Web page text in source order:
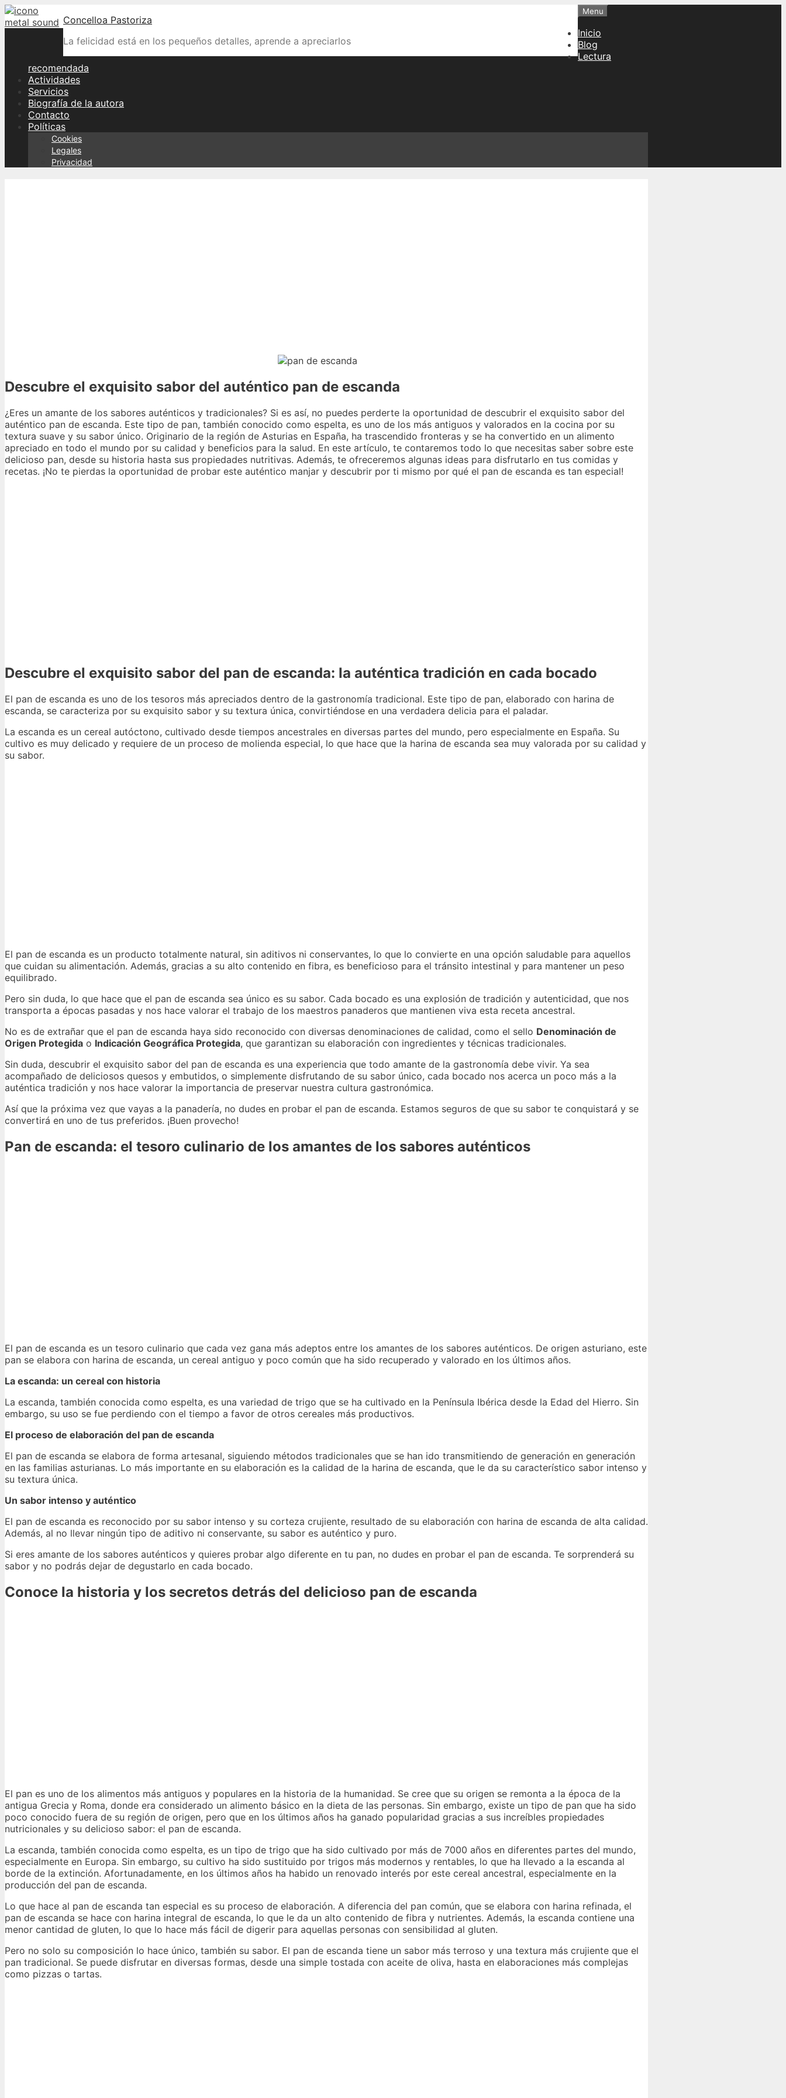
Skip
to
Concelloa Pastoriza
La felicidad está en los pequeños detalles, aprende a apreciarlos
Menu
Inicio
Blog
Lectura
recomendada
Actividades
Servicios
Biografía de la autora
Contacto
Políticas
Cookies
Legales
Privacidad
Descubre el exquisito sabor del auténtico pan de escanda
¿Eres un amante de los sabores auténticos y tradicionales? Si es así, no puedes perderte la oportunidad de descubrir el exquisito sabor del
auténtico pan de escanda. Este tipo de pan, también conocido como espelta, es uno de los más antiguos y valorados en la cocina por su
textura suave y su sabor único. Originario de la región de Asturias en España, ha trascendido fronteras y se ha convertido en un alimento
apreciado en todo el mundo por su calidad y beneficios para la salud. En este artículo, te contaremos todo lo que necesitas saber sobre este
delicioso pan, desde su historia hasta sus propiedades nutritivas. Además, te ofreceremos algunas ideas para disfrutarlo en tus comidas y
recetas. ¡No te pierdas la oportunidad de probar este auténtico manjar y descubrir por ti mismo por qué el pan de escanda es tan especial!
Descubre el exquisito sabor del pan de escanda: la auténtica tradición en cada bocado
El pan de escanda es uno de los tesoros más apreciados dentro de la gastronomía tradicional. Este tipo de pan, elaborado con harina de
escanda, se caracteriza por su exquisito sabor y su textura única, convirtiéndose en una verdadera delicia para el paladar.
La escanda es un cereal autóctono, cultivado desde tiempos ancestrales en diversas partes del mundo, pero especialmente en España. Su
cultivo es muy delicado y requiere de un proceso de molienda especial, lo que hace que la harina de escanda sea muy valorada por su calidad y
su sabor.
El pan de escanda es un producto totalmente natural, sin aditivos ni conservantes, lo que lo convierte en una opción saludable para aquellos
que cuidan su alimentación. Además, gracias a su alto contenido en fibra, es beneficioso para el tránsito intestinal y para mantener un peso
equilibrado.
Pero sin duda, lo que hace que el pan de escanda sea único es su sabor. Cada bocado es una explosión de tradición y autenticidad, que nos
transporta a épocas pasadas y nos hace valorar el trabajo de los maestros panaderos que mantienen viva esta receta ancestral.
No es de extrañar que el pan de escanda haya sido reconocido con diversas denominaciones de calidad, como el sello Denominación de
Origen Protegida o Indicación Geográfica Protegida, que garantizan su elaboración con ingredientes y técnicas tradicionales.
Sin duda, descubrir el exquisito sabor del pan de escanda es una experiencia que todo amante de la gastronomía debe vivir. Ya sea
acompañado de deliciosos quesos y embutidos, o simplemente disfrutando de su sabor único, cada bocado nos acerca un poco más a la
auténtica tradición y nos hace valorar la importancia de preservar nuestra cultura gastronómica.
Así que la próxima vez que vayas a la panadería, no dudes en probar el pan de escanda. Estamos seguros de que su sabor te conquistará y se
convertirá en uno de tus preferidos. ¡Buen provecho!
Pan de escanda: el tesoro culinario de los amantes de los sabores auténticos
El pan de escanda es un tesoro culinario que cada vez gana más adeptos entre los amantes de los sabores auténticos. De origen asturiano, este
pan se elabora con harina de escanda, un cereal antiguo y poco común que ha sido recuperado y valorado en los últimos años.
La escanda: un cereal con historia
La escanda, también conocida como espelta, es una variedad de trigo que se ha cultivado en la Península Ibérica desde la Edad del Hierro. Sin
embargo, su uso se fue perdiendo con el tiempo a favor de otros cereales más productivos.
El proceso de elaboración del pan de escanda
El pan de escanda se elabora de forma artesanal, siguiendo métodos tradicionales que se han ido transmitiendo de generación en generación
en las familias asturianas. Lo más importante en su elaboración es la calidad de la harina de escanda, que le da su característico sabor intenso y
su textura única.
Un sabor intenso y auténtico
El pan de escanda es reconocido por su sabor intenso y su corteza crujiente, resultado de su elaboración con harina de escanda de alta calidad.
Además, al no llevar ningún tipo de aditivo ni conservante, su sabor es auténtico y puro.
Si eres amante de los sabores auténticos y quieres probar algo diferente en tu pan, no dudes en probar el pan de escanda. Te sorprenderá su
sabor y no podrás dejar de degustarlo en cada bocado.
Conoce la historia y los secretos detrás del delicioso pan de escanda
El pan es uno de los alimentos más antiguos y populares en la historia de la humanidad. Se cree que su origen se remonta a la época de la
antigua Grecia y Roma, donde era considerado un alimento básico en la dieta de las personas. Sin embargo, existe un tipo de pan que ha sido
poco conocido fuera de su región de origen, pero que en los últimos años ha ganado popularidad gracias a sus increíbles propiedades
nutricionales y su delicioso sabor: el pan de escanda.
La escanda, también conocida como espelta, es un tipo de trigo que ha sido cultivado por más de 7000 años en diferentes partes del mundo,
especialmente en Europa. Sin embargo, su cultivo ha sido sustituido por trigos más modernos y rentables, lo que ha llevado a la escanda al
borde de la extinción. Afortunadamente, en los últimos años ha habido un renovado interés por este cereal ancestral, especialmente en la
producción del pan de escanda.
Lo que hace al pan de escanda tan especial es su proceso de elaboración. A diferencia del pan común, que se elabora con harina refinada, el
pan de escanda se hace con harina integral de escanda, lo que le da un alto contenido de fibra y nutrientes. Además, la escanda contiene una
menor cantidad de gluten, lo que lo hace más fácil de digerir para aquellas personas con sensibilidad al gluten.
Pero no solo su composición lo hace único, también su sabor. El pan de escanda tiene un sabor más terroso y una textura más crujiente que el
pan tradicional. Se puede disfrutar en diversas formas, desde una simple tostada con aceite de oliva, hasta en elaboraciones más complejas
como pizzas o tartas.